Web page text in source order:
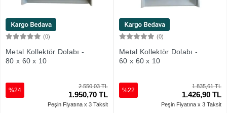
(0)
Metal Kollektör Dolabı -
80 x 60 x 10
2.550,03 TL
1.950,70 TL
%24
Peşin Fiyatına x 3 Taksit
(0)
Metal Kollektör Dolabı -
60 x 60 x 10
1.835,61 TL
1.426,90 TL
%22
Peşin Fiyatına x 3 Taksit